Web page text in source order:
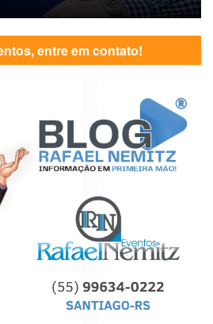
entre em contato!